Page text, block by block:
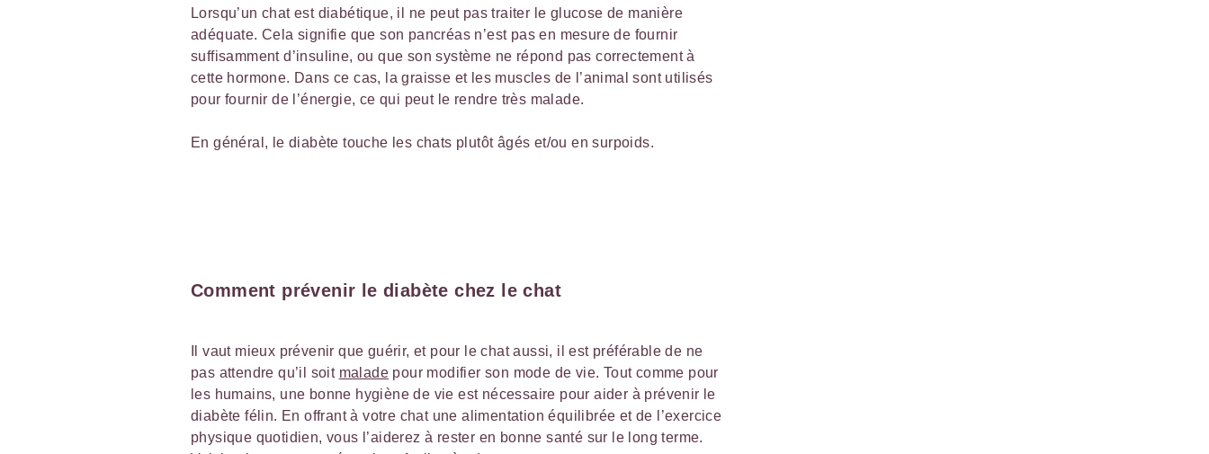
Lorsqu’un chat est diabétique, il ne peut pas traiter le glucose de manière
adéquate. Cela signifie que son pancréas n’est pas en mesure de fournir
suffisamment d’insuline, ou que son système ne répond pas correctement à
cette hormone. Dans ce cas, la graisse et les muscles de l’animal sont utilisés
pour fournir de l’énergie, ce qui peut le rendre très malade.
En général, le diabète touche les chats plutôt âgés et/ou en surpoids.
Comment prévenir le diabète chez le chat
Il vaut mieux prévenir que guérir, et pour le chat aussi, il est préférable de ne
pas attendre qu’il soit malade pour modifier son mode de vie. Tout comme pour
les humains, une bonne hygiène de vie est nécessaire pour aider à prévenir le
diabète félin. En offrant à votre chat une alimentation équilibrée et de l’exercice
physique quotidien, vous l’aiderez à rester en bonne santé sur le long terme.